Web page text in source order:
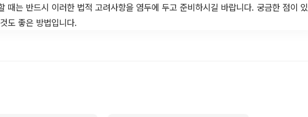
때는 반드시 이러한 법적 고려사항을 염두에 두고 준비하시길 바랍니다. 궁금한 점이 있
도 좋은 방법입니다.